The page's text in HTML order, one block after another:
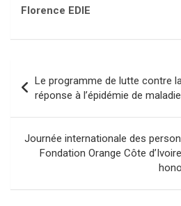
Florence EDIE
de
l’article
Le programme de lutte contre
réponse à l’épidémie de
Journée internationale des
Fondation Orange Côte